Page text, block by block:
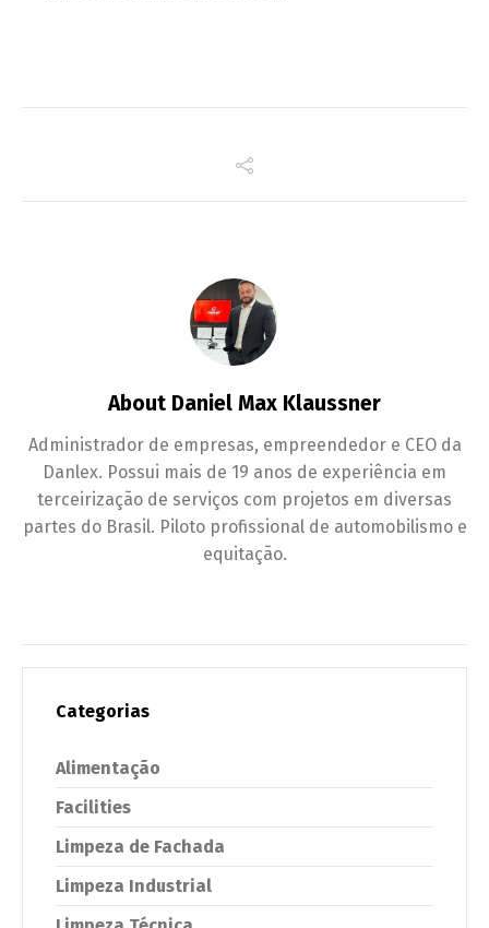
About Daniel Max Klaussner
Administrador de empresas, empreendedor e CEO da
Danlex. Possui mais de 19 anos de experiência em
terceirização de serviços com projetos em diversas
partes do Brasil. Piloto profissional de automobilismo e
equitação.
Categorias
Alimentação
Facilities
Limpeza de Fachada
Limpeza Industrial